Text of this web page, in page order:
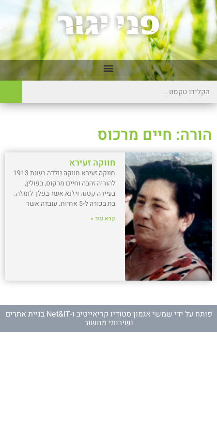
הורה: חיים מרכוס
חווקה זעירא
חווקה זעירא חווקה נולדה בשנת 1913
להוריה זהבה וחיים מרקוס, בפולין,
בעיירה קטנה ויז'נא אשר בפלך לומז'ה.
בת בכורה ל-5 אחיות. עובדה אשר
קרא עוד »
פותח על ידי שמשי אגמון סטודיו קריאייטיב ו- Net&IT בניית אתרים
ושירותי מחשוב